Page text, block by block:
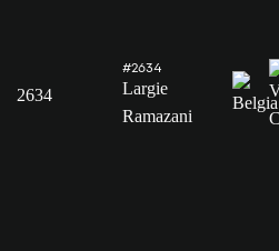
2634
#2634
Largie
Ramazani